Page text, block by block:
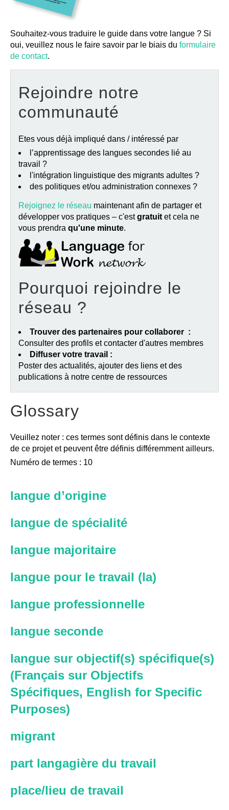
Souhaitez-vous traduire le guide dans votre langue ? Si
oui, veuillez nous le faire savoir par le biais du formulaire
de contact.
Rejoindre notre
communauté
Etes vous déjà impliqué dans / intéressé par
l’apprentissage des langues secondes lié au
travail ?
l'intégration linguistique des migrants adultes ?
des politiques et/ou administration connexes ?
Rejoignez le réseau maintenant afin de partager et
développer vos pratiques – c'estgratuit et cela ne
vous prendra qu'une minute.
Pourquoi rejoindre le
réseau ?
Trouver des partenaires pour collaborer :
Consulter des profils et contacter d'autres membres
Diffuser votre travail :
Poster des actualités, ajouter des liens et des
publications à notre centre de ressources
Glossary
Veuillez noter : ces termes sont définis dans le contexte
de ce projet et peuvent être définis différemment ailleurs.
Numéro de termes : 10
langue d’origine
langue de spécialité
langue majoritaire
langue pour le travail (la)
langue professionnelle
langue seconde
langue sur objectif(s) spécifique(s)
(Français sur Objectifs
Spécifiques, English for Specific
Purposes)
migrant
part langagière du travail
place/lieu de travail